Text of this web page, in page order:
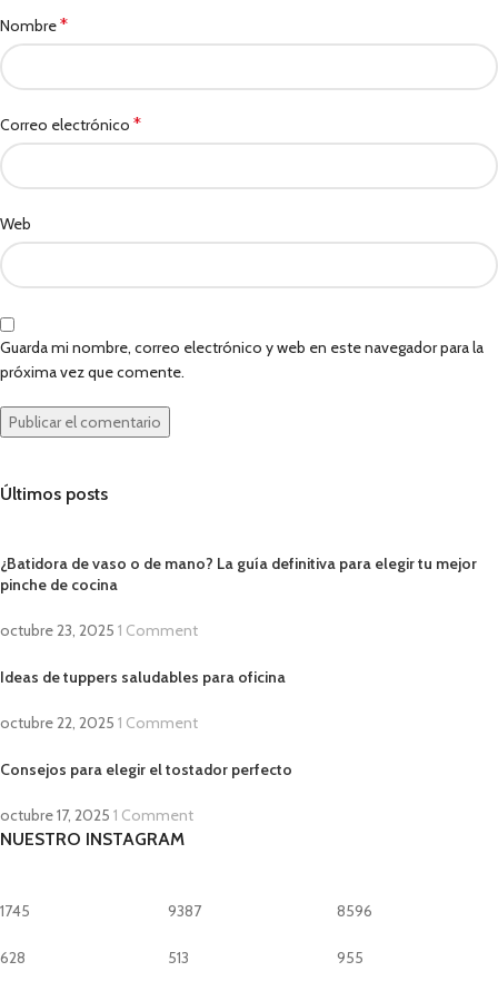
Nombre*
Correo electrónico *
Web
Guarda mi nombre, correo electrónico y web en este navegador para la
próxima vez que comente.
Últimos posts
¿Batidora de vaso o de mano? La guía definitiva para elegir tu mejor
pinche de cocina
octubre 23, 2025 1 Comment
Ideas de tuppers saludables para oficina
octubre 22, 2025 1 Comment
Consejos para elegir el tostador perfecto
octubre 17, 2025 1 Comment
NUESTRO INSTAGRAM
1745
628
9387
513
8596
955